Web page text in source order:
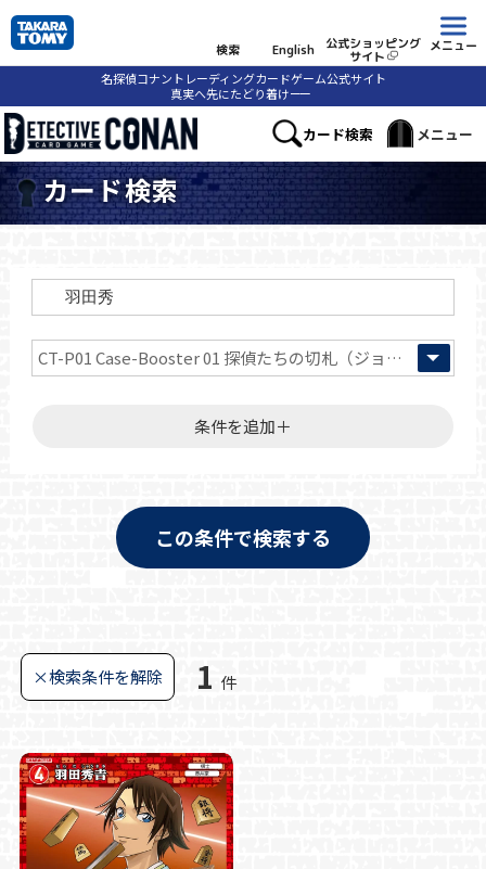
検索 English 公式ショッピング
サイト
メニュー
名探偵コナントレーディングカードゲーム公式サイト
真実へ先にたどり着けーー
カード検索 メニュー
カード検索
条件を追加＋
この条件で検索する
×検索条件を解除 1 件